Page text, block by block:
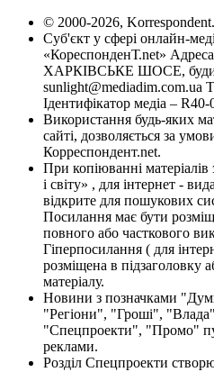
© 2000-2026,
Суб'єкт у сфері онлайн-
«КореспонденТ.net»
ХАРКІВСЬКЕ ШОСЕ,
sunlight@mediadim.com.ua
Ідентифікатор медіа –
Використання будь-яких
сайті, дозволяється за
Корреспондент.net.
При копіюванні
і світу» , для інтернет -
відкрите для пошукових
Посилання має бути
повного або часткового
Гіперпосилання ( для
розміщена в підзаголовку
матеріалу.
Новини з позначками
"Регіони", "Гроші",
"Спецпроекти", "Промо"
реклами.
Розділ Спецпроекти